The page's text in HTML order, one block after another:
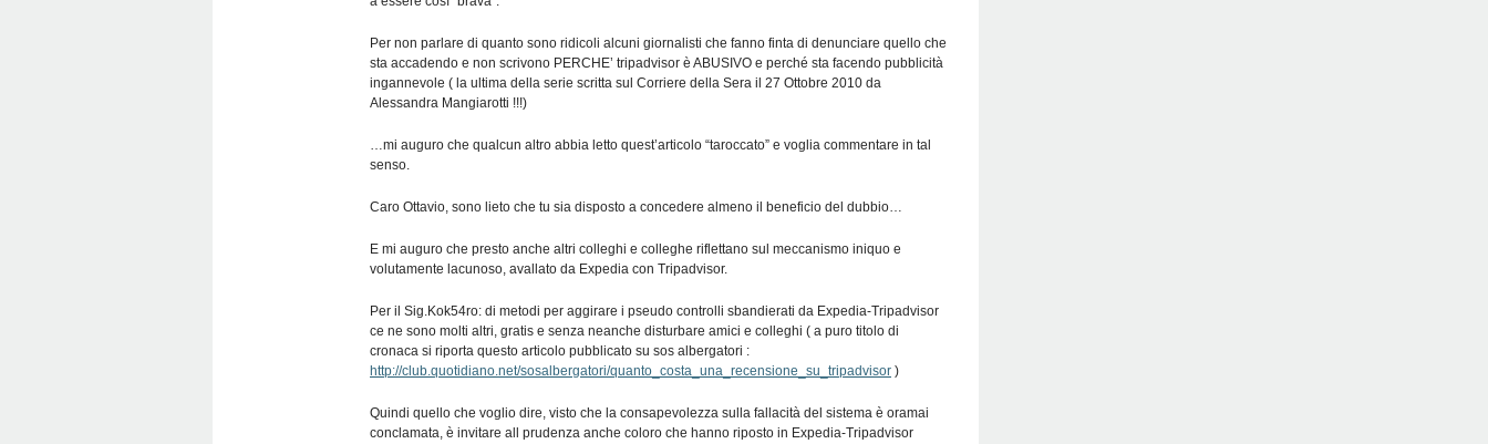
Per non parlare di quanto sono ridicoli alcuni giornalisti che fanno finta di denunciare quello che
sta accadendo e non scrivono PERCHE’ tripadvisor è ABUSIVO e perché sta facendo pubblicità
ingannevole ( la ultima della serie scritta sul Corriere della Sera il 27 Ottobre 2010 da
Alessandra Mangiarotti !!!)
…mi auguro che qualcun altro abbia letto quest’articolo “taroccato” e voglia commentare in tal
senso.
Caro Ottavio, sono lieto che tu sia disposto a concedere almeno il beneficio del dubbio…
E mi auguro che presto anche altri colleghi e colleghe riflettano sul meccanismo iniquo e
volutamente lacunoso, avallato da Expedia con Tripadvisor.
Per il Sig.Kok54ro: di metodi per aggirare i pseudo controlli sbandierati da Expedia-Tripadvisor
ce ne sono molti altri, gratis e senza neanche disturbare amici e colleghi ( a puro titolo di
cronaca si riporta questo articolo pubblicato su sos albergatori :
http://club.quotidiano.net/sosalbergatori/quanto_costa_una_recensione_su_tripadvisor )
Quindi quello che voglio dire, visto che la consapevolezza sulla fallacità del sistema è oramai
conclamata, è invitare all prudenza anche coloro che hanno riposto in Expedia-Tripadvisor